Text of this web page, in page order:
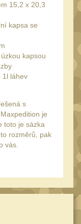
15,2 x 20,3
kapsa se
kapsou
1l láhev
s
je
toto je sázka
rozměrů, pak
vás.